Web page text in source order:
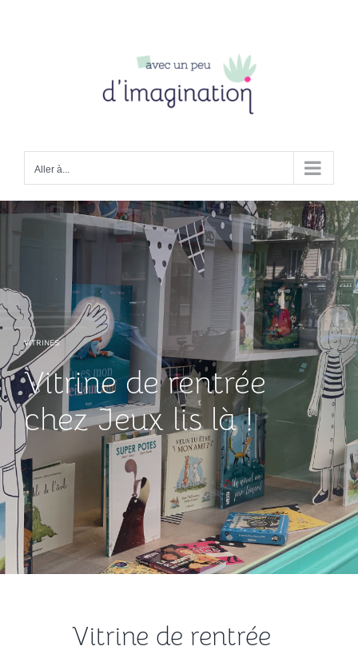
Aller à...
VITRINES
Vitrine de rentrée
chez Jeux lis là !
Vitrine de rentrée